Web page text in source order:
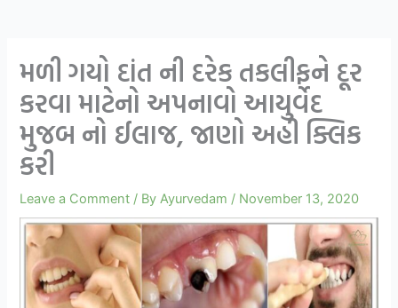
મળી ગયો દાંત ની દરેક તકલીફને દૂર
કરવા માટેનો અપનાવો આયુર્વેદ
મુજબ નો ઈલાજ, જાણો અહી ક્લિક
કરી
Leave a Comment / ByAyurvedam / November 13, 2020